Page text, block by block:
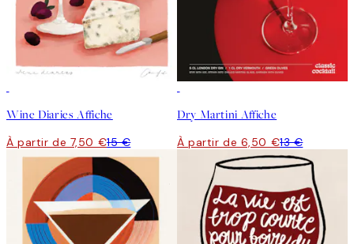
Wine Diaries Affiche
À partir de 7,50 €15 €
Dry Martini Affiche
À partir de 6,50 €13 €